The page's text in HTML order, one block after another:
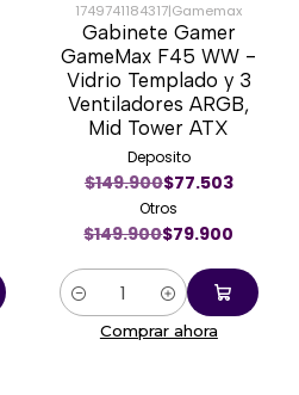
-47%
1749741184317|Gamemax
Gabinete Gamer
GameMax F45 WW -
Vidrio Templado y 3
Ventiladores ARGB,
Mid Tower ATX
Deposito
$149.900$77.503
Otros
$149.900$79.900
Cantidad
Comprar ahora